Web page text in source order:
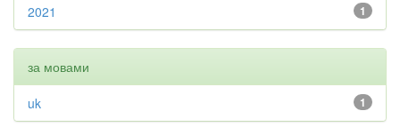
1
2021
за мовами
1
uk